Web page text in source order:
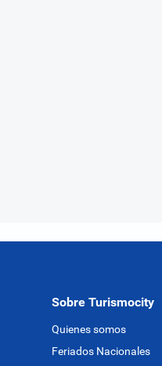
Sobre Turismocity
Quienes somos
Feriados Nacionales